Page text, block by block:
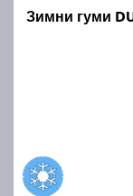
Зимни гуми